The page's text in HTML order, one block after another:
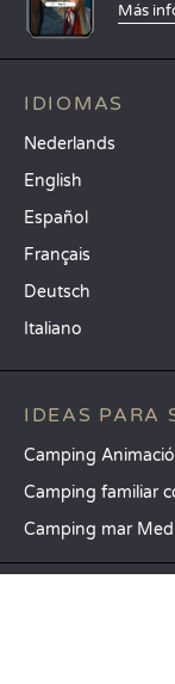
Más
IDIOMAS
Nederlands
English
Español
Français
Deutsch
Italiano
IDEAS PARA
Camping
Camping familiar
Camping mar